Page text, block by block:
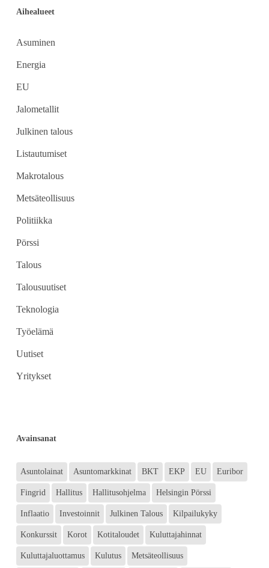
Aihealueet
Asuminen
Energia
EU
Jalometallit
Julkinen talous
Listautumiset
Makrotalous
Metsäteollisuus
Politiikka
Pörssi
Talous
Talousuutiset
Teknologia
Työelämä
Uutiset
Yritykset
Avainsanat
Asuntolainat Asuntomarkkinat BKT EKP EU Euribor
Fingrid Hallitus Hallitusohjelma Helsingin Pörssi
Inflaatio Investoinnit Julkinen Talous Kilpailukyky
Konkurssit Korot Kotitaloudet Kuluttajahinnat
Kuluttajaluottamus Kulutus Metsäteollisuus